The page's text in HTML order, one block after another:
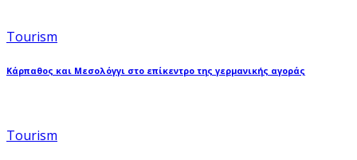
Tourism
Κάρπαθος και Μεσολόγγι στο επίκεντρο της γερμανικής αγοράς
Tourism